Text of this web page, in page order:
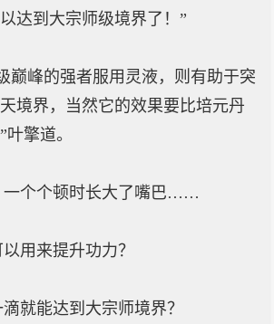
达到大宗师级境界了！”
峰的强者服用灵液，则有助于突
境界，当然它的效果要比培元丹
擎道。
个个顿时长大了嘴巴……
来提升功力？
能达到大宗师境界？